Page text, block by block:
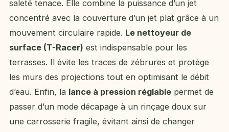
saleté tenace. Elle combine la puissance d’un jet
concentré avec la couverture d’un jet plat grâce à un
mouvement circulaire rapide. Le nettoyeur de
surface (T-Racer) est indispensable pour les
terrasses. Il évite les traces de zébrures et protège
les murs des projections tout en optimisant le débit
d’eau. Enfin, la lance à pression réglable permet de
passer d’un mode décapage à un rinçage doux sur
une carrosserie fragile, évitant ainsi de changer